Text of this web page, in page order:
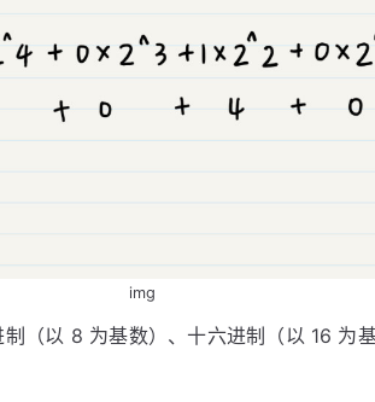
img
（以 8 为基数）、十六进制（以 16 为